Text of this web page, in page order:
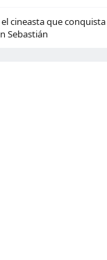
cineasta que conquista
Sebastián